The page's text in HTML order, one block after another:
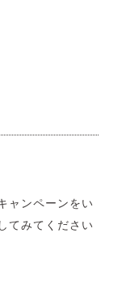
ャンペーンをい
てみてください